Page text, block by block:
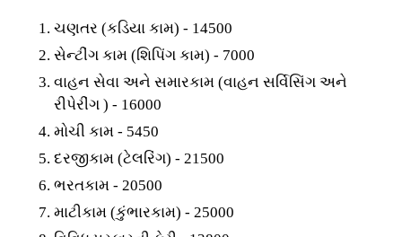
ચણતર (કડિયા કામ) - 14500
સેન્ટીંગ કામ (શિપિંગ કામ) - 7000
વાહન સેવા અને સમારકામ (વાહન સર્વિસિંગ અને
રીપેરીંગ ) - 16000
મોચી કામ - 5450
દરજીકામ (ટેલરિંગ) - 21500
ભરતકામ - 20500
માટીકામ (કુંભારકામ) - 25000